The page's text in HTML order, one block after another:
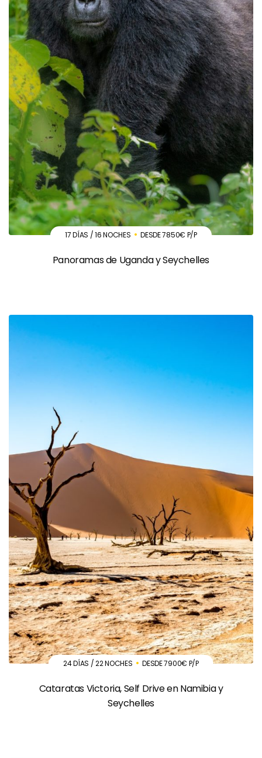
17 DÍAS / 16 NOCHES DESDE 7850€ P/P
Panoramas de Uganda y Seychelles
24 DÍAS / 22 NOCHES DESDE 7900€ P/P
Cataratas Victoria, Self Drive en Namibia y
Seychelles